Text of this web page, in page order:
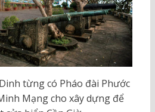
từng có Pháo đài Phước
Mạng cho xây dựng để